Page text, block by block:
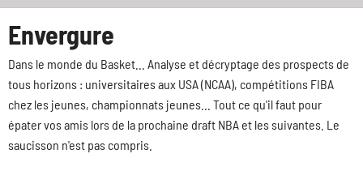
Envergure
Dans le monde du Basket... Analyse et décryptage des prospects de
tous horizons : universitaires aux USA (NCAA), compétitions FIBA
chez les jeunes, championnats jeunes... Tout ce qu'il faut pour
épater vos amis lors de la prochaine draft NBA et les suivantes. Le
saucisson n'est pas compris.